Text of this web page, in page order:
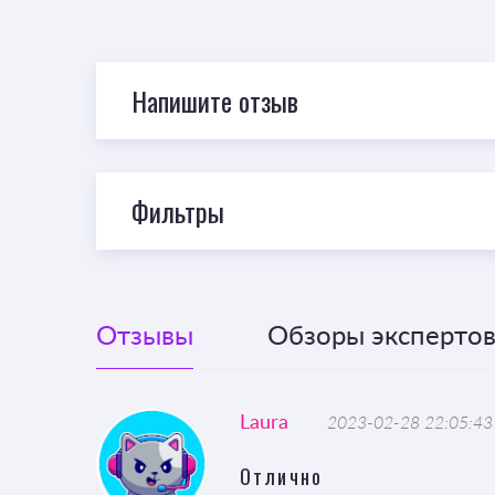
Напишите отзыв
Фильтры
Отзывы Обзоры
Laura 2023-02-28 22:05:43
Отлично